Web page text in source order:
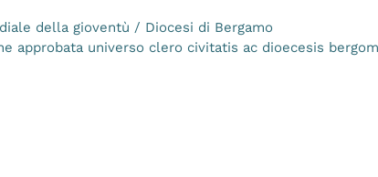
della gioventù / Diocesi di Bergamo
approbata universo clero civitatis ac dioecesis